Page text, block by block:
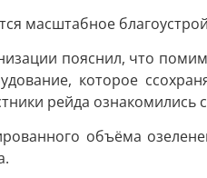
масштабное
пояснил, что
которое
рейда ознакомились
объёма